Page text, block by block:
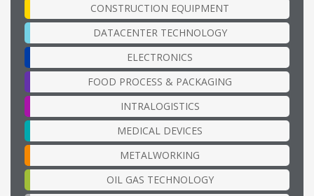
CONSTRUCTION EQUIPMENT
DATACENTER TECHNOLOGY
ELECTRONICS
FOOD PROCESS & PACKAGING
INTRALOGISTICS
MEDICAL DEVICES
METALWORKING
OIL GAS TECHNOLOGY